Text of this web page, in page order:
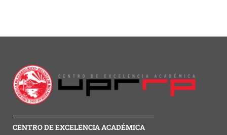
CENTRO DE EXCELENCIA ACADÉMICA